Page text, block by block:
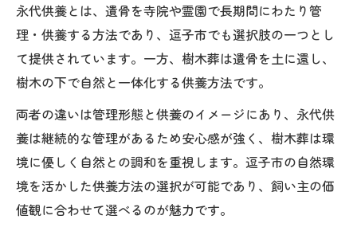
永代供養とは、遺骨を寺院や霊園で長期間にわたり管
理・供養する方法であり、逗子市でも選択肢の一つとし
て提供されています。一方、樹木葬は遺骨を土に還し、
樹木の下で自然と一体化する供養方法です。
両者の違いは管理形態と供養のイメージにあり、永代供
養は継続的な管理があるため安心感が強く、樹木葬は環
境に優しく自然との調和を重視します。逗子市の自然環
境を活かした供養方法の選択が可能であり、飼い主の価
値観に合わせて選べるのが魅力です。